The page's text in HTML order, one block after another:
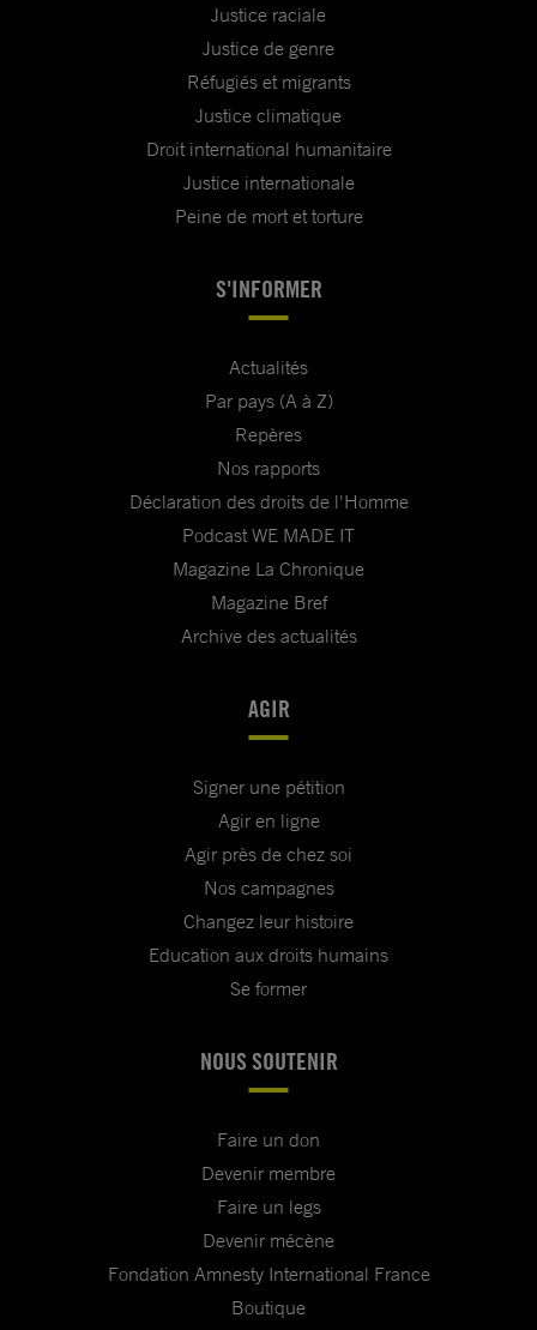
Justice raciale
Justice de genre
Réfugiés et migrants
Justice climatique
Droit international humanitaire
Justice internationale
Peine de mort et torture
S'INFORMER
Actualités
Par pays (A à Z)
Repères
Nos rapports
Déclaration des droits de l'Homme
Podcast WE MADE IT
Magazine La Chronique
Magazine Bref
Archive des actualités
AGIR
Signer une pétition
Agir en ligne
Agir près de chez soi
Nos campagnes
Changez leur histoire
Education aux droits humains
Se former
NOUS SOUTENIR
Faire un don
Devenir membre
Faire un legs
Devenir mécène
Fondation Amnesty International France
Boutique